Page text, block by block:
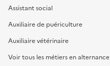
Assistant social
Auxiliaire de puériculture
Auxiliaire vétérinaire
Voir tous les métiers en alternance